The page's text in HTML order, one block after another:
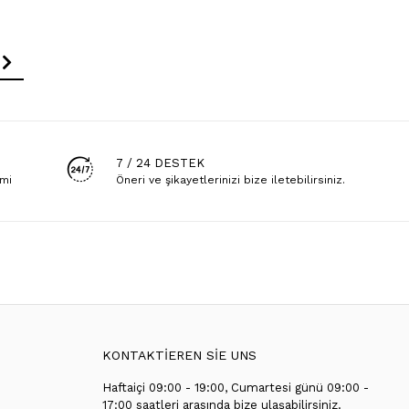
7 / 24 DESTEK
Öneri ve şikayetlerinizi bize iletebilirsiniz.
KONTAKTİEREN SİE UNS
Haftaiçi 09:00 - 19:00, Cumartesi günü 09:00 -
17:00 saatleri arasında bize ulaşabilirsiniz.